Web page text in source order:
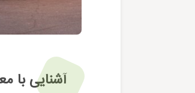
آشنایی با